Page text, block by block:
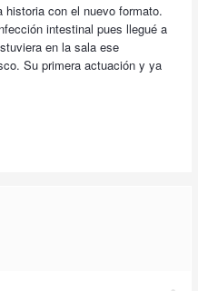
historia con el nuevo formato.
intestinal pues llegué a
en la sala ese
Su primera actuación y ya